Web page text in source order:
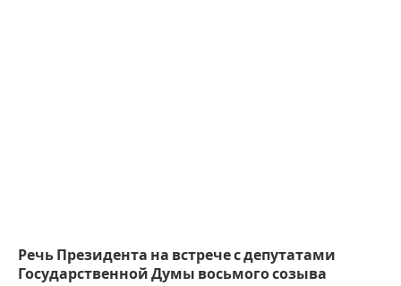
Речь Президента на встрече с депутатами
Государственной Думы восьмого созыва